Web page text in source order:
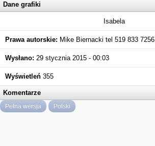
Dane grafiki
Isabela
Prawa autorskie: Mike Biernacki tel 519 833 7256
Wysłano: 29 stycznia 2015 - 00:03
Wyświetleń 355
Komentarze
Pełna wersja Polski